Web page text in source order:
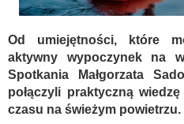
Od umiejętności, które
aktywny wypoczynek na
Spotkania Małgorzata
połączyli praktyczną
czasu na świeżym powietrzu.